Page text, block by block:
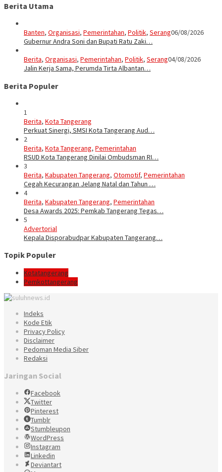
Berita Utama
Banten, Organisasi, Pemerintahan, Politik, Serang06/08/2026
Gubernur Andra Soni dan Bupati Ratu Zaki…
Berita, Organisasi, Pemerintahan, Politik, Serang04/08/2026
Jalin Kerja Sama, Perumda Tirta Albantan…
Berita Populer
1
Berita, Kota Tangerang
Perkuat Sinergi, SMSI Kota Tangerang Aud…
2
Berita, Kota Tangerang, Pemerintahan
RSUD Kota Tangerang Dinilai Ombudsman RI…
3
Berita, Kabupaten Tangerang, Otomotif, Pemerintahan
Cegah Kecurangan Jelang Natal dan Tahun …
4
Berita, Kabupaten Tangerang, Pemerintahan
Desa Awards 2025: Pemkab Tangerang Tegas…
5
Advertorial
Kepala Disporabudpar Kabupaten Tangerang…
Topik Populer
Kotatangerang
Pemkottangerang
Indeks
Kode Etik
Privacy Policy
Disclaimer
Pedoman Media Siber
Redaksi
Jaringan Social
Facebook
Twitter
Pinterest
Tumblr
Stumbleupon
WordPress
Instagram
Linkedin
Deviantart